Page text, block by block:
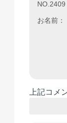
NO.2409
お名前：
上記コメ